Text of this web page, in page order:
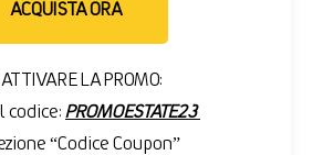
ACQUISTA ORA
ATTIVARE LA PROMO:
codice: PROMOESTATE23
“Codice Coupon”